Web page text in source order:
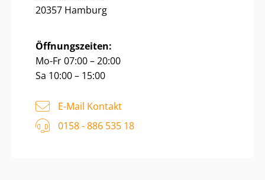
20357 Hamburg
Öffnungszeiten:
Mo-Fr 07:00 – 20:00
Sa 10:00 – 15:00
E-Mail Kontakt
0158 - 886 535 18